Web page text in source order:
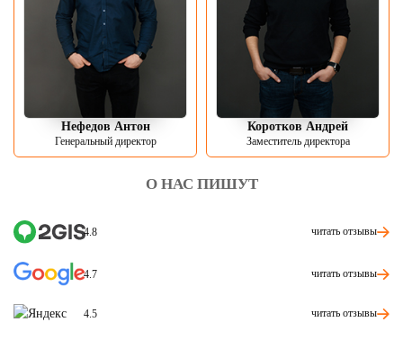
Нефедов Антон
Генеральный директор
Коротков Андрей
Заместитель директора
О НАС ПИШУТ
4.8 читать отзывы
4.7 читать отзывы
4.5 читать отзывы